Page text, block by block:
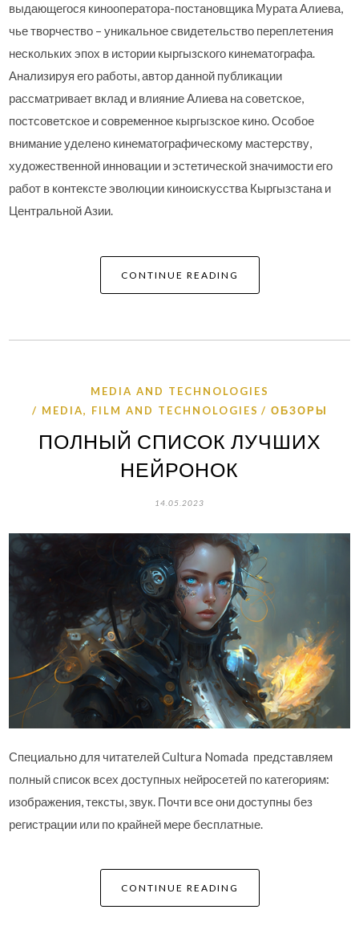
выдающегося кинооператора-постановщика Мурата Алиева,
чье творчество – уникальное свидетельство переплетения
нескольких эпох в истории кыргызского кинематографа.
Анализируя его работы, автор данной публикации
рассматривает вклад и влияние Алиева на советское,
постсоветское и современное кыргызское кино. Особое
внимание уделено кинематографическому мастерству,
художественной инновации и эстетической значимости его
работ в контексте эволюции киноискусства Кыргызстана и
Центральной Азии.
CONTINUE READING
MEDIA AND TECHNOLOGIES
MEDIA, FILM AND TECHNOLOGIES
ОБЗОРЫ
ПОЛНЫЙ СПИСОК ЛУЧШИХ
НЕЙРОНОК
14.05.2023
Специально для читателей Cultura Nomada представляем
полный список всех доступных нейросетей по категориям:
изображения, тексты, звук. Почти все они доступны без
регистрации или по крайней мере бесплатные.
CONTINUE READING